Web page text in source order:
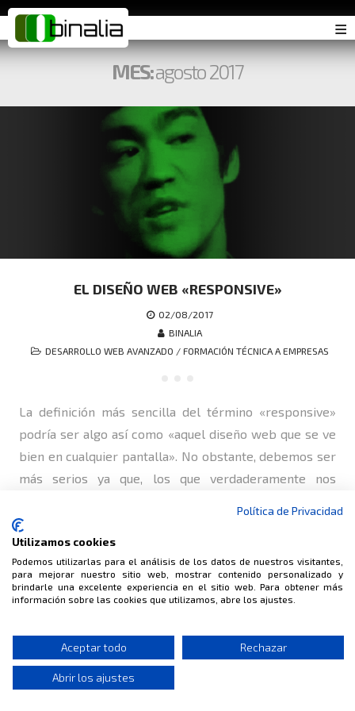
≡
MES:agosto 2017
EL DISEÑO WEB «RESPONSIVE»
02/08/2017
BINALIA
DESARROLLO WEB AVANZADO / FORMACIÓN TÉCNICA A EMPRESAS
La definición más sencilla del término «responsive»
podría ser algo así como «aquel diseño web que se ve
bien en cualquier pantalla». No obstante, debemos ser
más serios ya que, los que verdaderamente nos
el diseño «responsive» va mucho más allá. Veamos
poco a poco que es…
© BINALIA
CONSULTORÍA · INFORMÁTICA · INTERNET
Aviso Legal
Política de Privacidad
Utilizamos cookies
Podemos utilizarlas para el análisis de los datos de nuestros visitantes,
para mejorar nuestro sitio web, mostrar contenido personalizado y
brindarle una excelente experiencia en el sitio web. Para obtener más
información sobre las cookies que utilizamos, abre los ajustes.
Aceptar todo Rechazar
Abrir los ajustes